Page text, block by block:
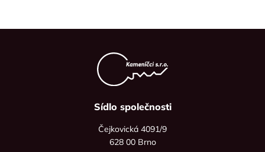
Sídlo společnosti
Čejkovická 4091/9
628 00 Brno